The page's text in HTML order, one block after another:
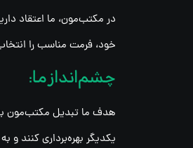
در مکتب‌مون، ما اعتقاد
خود، فرمت مناسب را
چشم‌انداز ما:
هدف ما تبدیل مکتب‌مون به
یکدیگر بهره‌برداری کنند و